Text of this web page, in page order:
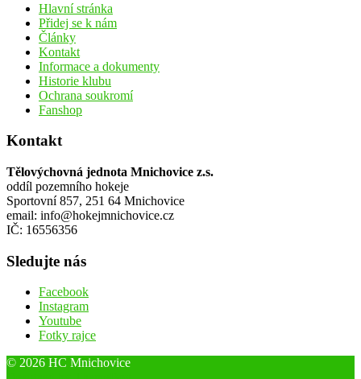
Hlavní stránka
Přidej se k nám
Články
Kontakt
Informace a dokumenty
Historie klubu
Ochrana soukromí
Fanshop
Kontakt
Tělovýchovná jednota Mnichovice z.s.
oddíl pozemního hokeje
Sportovní 857, 251 64 Mnichovice
email: info@hokejmnichovice.cz
IČ: 16556356
Sledujte nás
Facebook
Instagram
Youtube
Fotky rajce
© 2026 HC Mnichovice